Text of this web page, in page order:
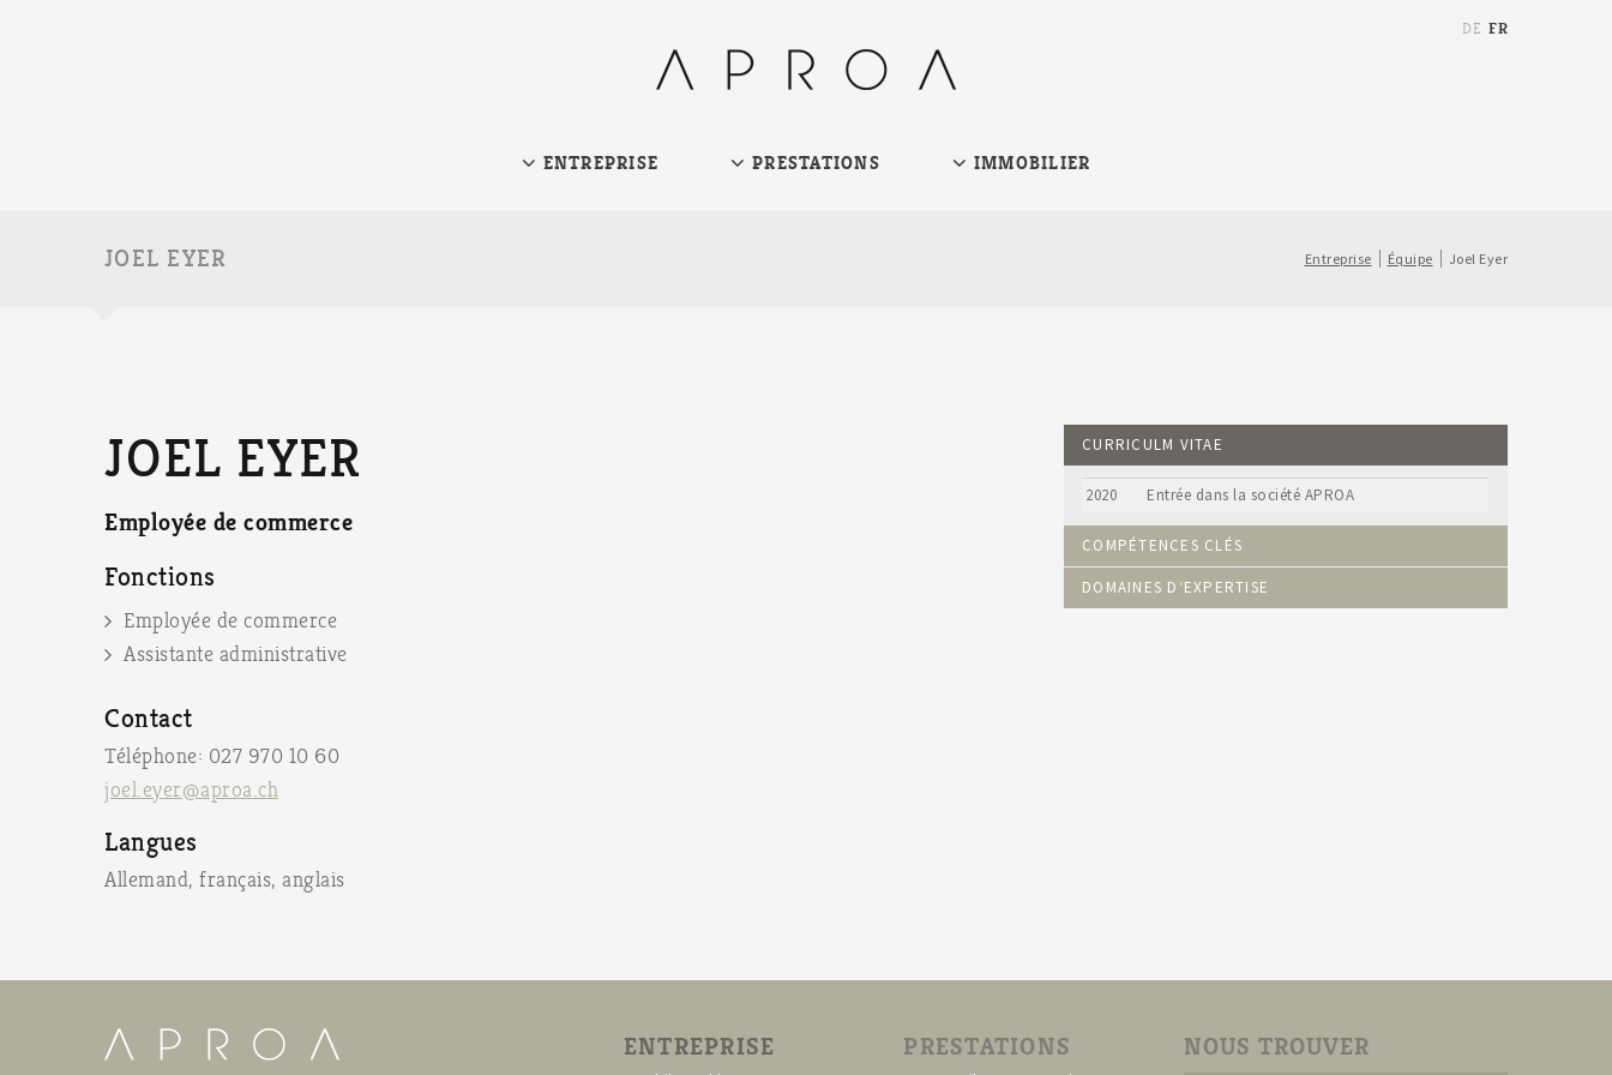
DE FR
(au
ENTREPRISE PRESTATIONS IMMOBILIER
Entreprise Équipe Joel Eyer
JOEL EYER
CURRICULM VITAE
2020 Entrée dans la société APROA
COMPÉTENCES CLÉS
DOMAINES D‘EXPERTISE
JOEL EYER
Employée de commerce
Fonctions
Employée de commerce
Assistante administrative
Contact
Téléphone: 027 970 10 60
joel.eyer@aproa.ch
Langues
Allemand, français, anglais
NOUS TROUVER
ENTREPRISE PRESTATIONS